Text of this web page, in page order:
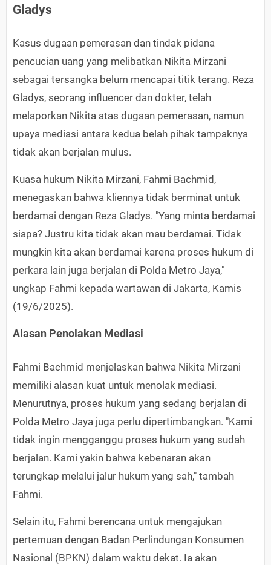
Gladys
Kasus dugaan pemerasan dan tindak pidana
pencucian uang yang melibatkan Nikita Mirzani
sebagai tersangka belum mencapai titik terang. Reza
Gladys, seorang influencer dan dokter, telah
melaporkan Nikita atas dugaan pemerasan, namun
upaya mediasi antara kedua belah pihak tampaknya
tidak akan berjalan mulus.
Kuasa hukum Nikita Mirzani, Fahmi Bachmid,
menegaskan bahwa kliennya tidak berminat untuk
berdamai dengan Reza Gladys. "Yang minta berdamai
siapa? Justru kita tidak akan mau berdamai. Tidak
mungkin kita akan berdamai karena proses hukum di
perkara lain juga berjalan di Polda Metro Jaya,"
ungkap Fahmi kepada wartawan di Jakarta, Kamis
(19/6/2025).
Alasan Penolakan Mediasi
Fahmi Bachmid menjelaskan bahwa Nikita Mirzani
memiliki alasan kuat untuk menolak mediasi.
Menurutnya, proses hukum yang sedang berjalan di
Polda Metro Jaya juga perlu dipertimbangkan. "Kami
tidak ingin mengganggu proses hukum yang sudah
berjalan. Kami yakin bahwa kebenaran akan
terungkap melalui jalur hukum yang sah," tambah
Fahmi.
Selain itu, Fahmi berencana untuk mengajukan
pertemuan dengan Badan Perlindungan Konsumen
Nasional (BPKN) dalam waktu dekat. Ia akan